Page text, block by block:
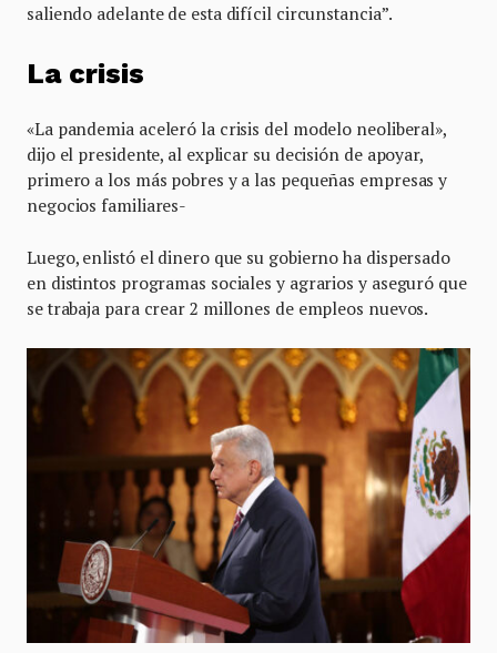
saliendo adelante de esta difícil circunstancia”.
La crisis
«La pandemia aceleró la crisis del modelo neoliberal»,
dijo el presidente, al explicar su decisión de apoyar,
primero a los más pobres y a las pequeñas empresas y
negocios familiares-
Luego, enlistó el dinero que su gobierno ha dispersado
en distintos programas sociales y agrarios y aseguró que
se trabaja para crear 2 millones de empleos nuevos.